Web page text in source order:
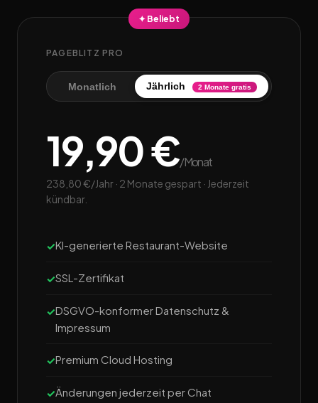
✦ Beliebt
PAGEBLITZ PRO
Monatlich Jährlich 2 Monate gratis
19,90 €/Monat
238,80 €/Jahr · 2 Monate gespart · Jederzeit
kündbar.
KI-generierte Restaurant-Website
SSL-Zertifikat
DSGVO-konformer Datenschutz &
Impressum
Premium Cloud Hosting
Änderungen jederzeit per Chat